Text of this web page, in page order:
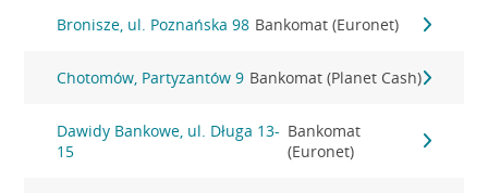
Bronisze, ul. Poznańska 98 Bankomat (Euronet)
Chotomów, Partyzantów 9 Bankomat (Planet Cash)
Dawidy Bankowe, ul. Długa 13-
15
Bankomat
(Euronet)